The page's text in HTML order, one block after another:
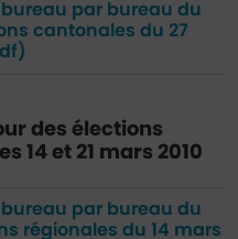
par bureau du
cantonales du 27
des élections
14 et 21 mars 2010
par bureau du
régionales du 14 mars